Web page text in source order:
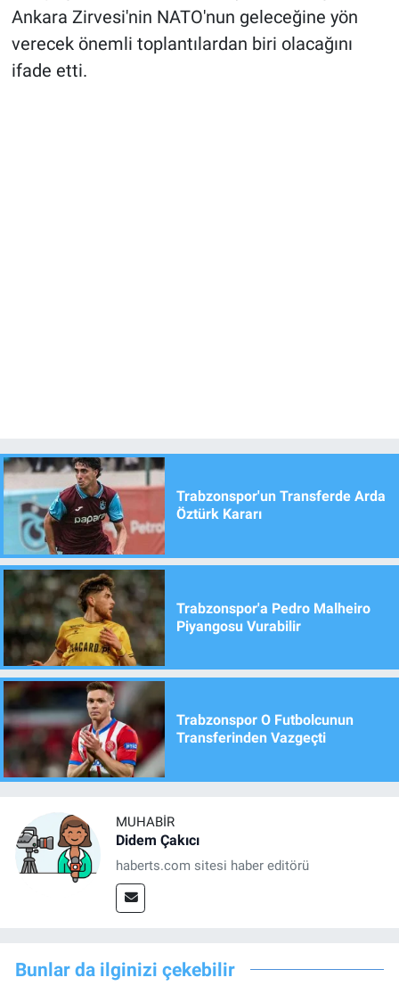
Ankara Zirvesi'nin NATO'nun geleceğine yön
verecek önemli toplantılardan biri olacağını
ifade etti.
Trabzonspor'un Transferde Arda
Öztürk Kararı
Trabzonspor'a Pedro Malheiro
Piyangosu Vurabilir
Trabzonspor O Futbolcunun
Transferinden Vazgeçti
MUHABIR
Didem Çakıcı
haberts.com sitesi haber editörü
Bunlar da ilginizi çekebilir